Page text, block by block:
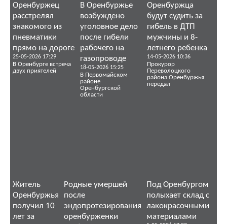
Оренбуржец
расстрелял
знакомого из
пневматики
прямо на дороге
25-05-2026 17:29
В Оренбурге встреча
двух приятелей
В Оренбуржье
возбуждено
уголовное дело
после гибели
рабочего на
газопроводе
18-05-2026 15:25
В Первомайском
районе
Оренбургской
области
Оренбуржца
будут судить за
гибель в ДТП
мужчины и 8-
летнего ребенка
14-05-2026 10:36
Прокурор
Переволоцкого
района Оренбуржья
передал
Житель
Оренбуржья
получил 10
лет за
Родные умершей
после
эндопротезирования
оренбурженки
Под Оренбургом
полыхает склад с
лакокрасочными
материалами